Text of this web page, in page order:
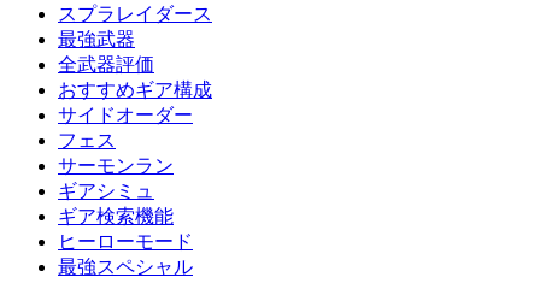
スプラレイダース
最強武器
全武器評価
おすすめギア構成
サイドオーダー
フェス
サーモンラン
ギアシミュ
ギア検索機能
ヒーローモード
最強スペシャル